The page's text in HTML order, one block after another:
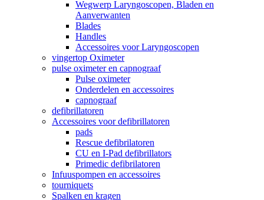
Wegwerp Laryngoscopen, Bladen en
Aanverwanten
Blades
Handles
Accessoires voor Laryngoscopen
vingertop Oximeter
pulse oximeter en capnograaf
Pulse oximeter
Onderdelen en accessoires
capnograaf
defibrillatoren
Accessoires voor defibrillatoren
pads
Rescue defibrilatoren
CU en I-Pad defibrillators
Primedic defibrilatoren
Infuuspompen en accessoires
tourniquets
Spalken en kragen